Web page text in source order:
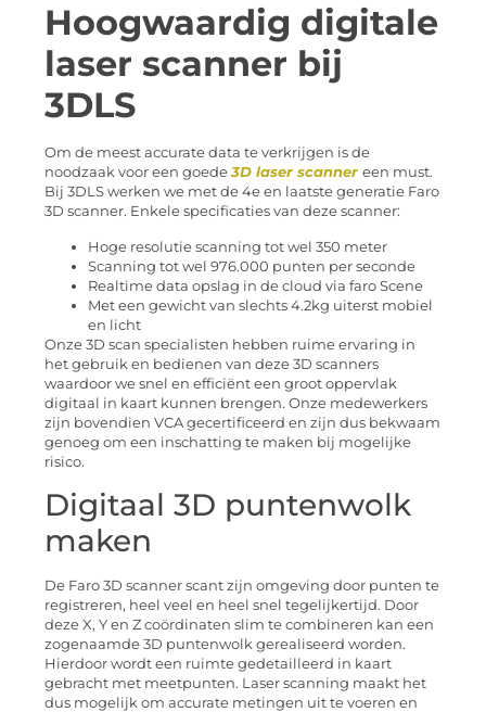
Hoogwaardig digitale
laser scanner bij
3DLS
Om de meest accurate data te verkrijgen is de
noodzaak voor een goede3D laser scanner een must.
Bij 3DLS werken we met de 4e en laatste generatie Faro
3D scanner. Enkele specificaties van deze scanner:
Hoge resolutie scanning tot wel 350 meter
Scanning tot wel 976.000 punten per seconde
Realtime data opslag in de cloud via faro Scene
Met een gewicht van slechts 4.2kg uiterst mobiel
en licht
Onze 3D scan specialisten hebben ruime ervaring in
het gebruik en bedienen van deze 3D scanners
waardoor we snel en efficiënt een groot oppervlak
digitaal in kaart kunnen brengen. Onze medewerkers
zijn bovendien VCA gecertificeerd en zijn dus bekwaam
genoeg om een inschatting te maken bij mogelijke
risico.
Digitaal 3D puntenwolk
maken
De Faro 3D scanner scant zijn omgeving door punten te
registreren, heel veel en heel snel tegelijkertijd. Door
deze X, Y en Z coördinaten slim te combineren kan een
zogenaamde 3D puntenwolk gerealiseerd worden.
Hierdoor wordt een ruimte gedetailleerd in kaart
gebracht met meetpunten. Laser scanning maakt het
dus mogelijk om accurate metingen uit te voeren en